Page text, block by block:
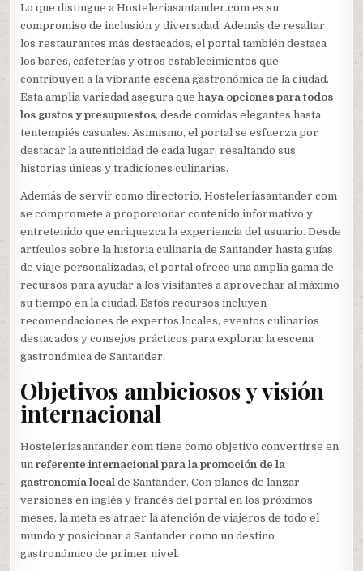
Lo que distingue a Hosteleriasantander.com es su
compromiso de inclusión y diversidad. Además de resaltar
los restaurantes más destacados, el portal también destaca
los bares, cafeterías y otros establecimientos que
contribuyen a la vibrante escena gastronómica de la ciudad.
Esta amplia variedad asegura quehaya opciones para todos
los gustos y presupuestos, desde comidas elegantes hasta
tentempiés casuales. Asimismo, el portal se esfuerza por
destacar la autenticidad de cada lugar, resaltando sus
historias únicas y tradiciones culinarias.
Además de servir como directorio, Hosteleriasantander.com
se compromete a proporcionar contenido informativo y
entretenido que enriquezca la experiencia del usuario. Desde
artículos sobre la historia culinaria de Santander hasta guías
de viaje personalizadas, el portal ofrece una amplia gama de
recursos para ayudar a los visitantes a aprovechar al máximo
su tiempo en la ciudad. Estos recursos incluyen
recomendaciones de expertos locales, eventos culinarios
destacados y consejos prácticos para explorar la escena
gastronómica de Santander.
Objetivos ambiciosos y visión
internacional
Hosteleriasantander.com tiene como objetivo convertirse en
unreferente internacional para la promoción de la
gastronomía localde Santander. Con planes de lanzar
versiones en inglés y francés del portal en los próximos
meses, la meta es atraer la atención de viajeros de todo el
mundo y posicionar a Santander como un destino
gastronómico de primer nivel.